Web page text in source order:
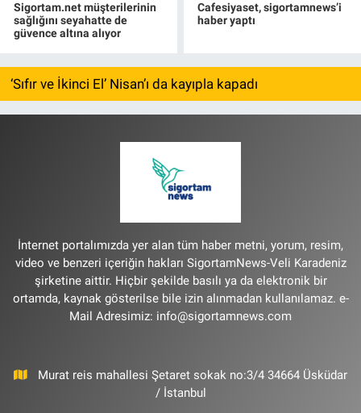
Sigortam.net müşterilerinin
sağlığını seyahatte de
güvence altına alıyor
Cafesiyaset, sigortamnews’i
haber yaptı
‘Sıfır ve İkinci El’ Nisan’ı da kayıpla kapadı
İnternet portalımızda yer alan tüm haber metni, yorum, resim,
video ve benzeri içeriğin hakları SigortamNews-Veli Karadeniz
şirketine aittir. Hiçbir şekilde basılı ya da elektronik bir
ortamda, kaynak gösterilse bile izin alınmadan kullanılamaz. e-
Mail Adresimiz: info@sigortamnews.com
Murat reis mahallesi Şetaret sokak no:3/4 34664 Üsküdar
/ İstanbul